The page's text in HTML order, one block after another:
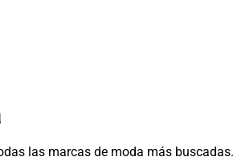
las marcas de moda más buscadas.